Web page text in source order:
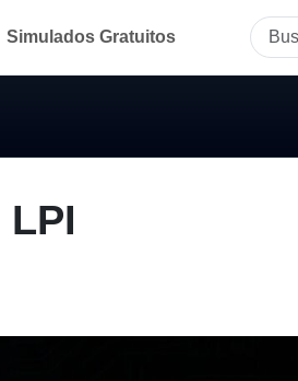
Simulados Gratuitos